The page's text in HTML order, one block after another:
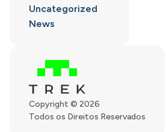
Copyright © 2026
Todos os Direitos Reservados
Uncategorized
News